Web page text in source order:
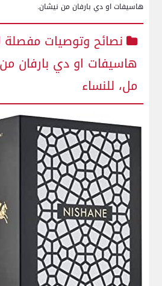
هاسيفات او دي بارفان من نيشان.
نصائح وتوصيات
مل، للنساء